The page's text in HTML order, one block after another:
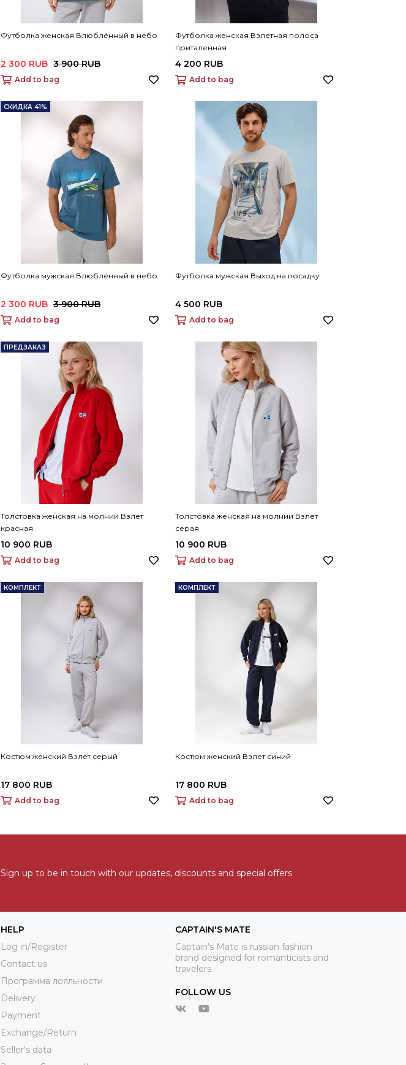
Футболка женская Влюблённый в небо
2 300 RUB 3 900 RUB
Add to bag
Футболка женская Взлетная полоса
приталенная
4 200 RUB
Add to bag
СКИДКА 41%
Футболка мужская Влюблённый в небо
2 300 RUB 3 900 RUB
Add to bag
Футболка мужская Выход на посадку
4 500 RUB
Add to bag
ПРЕДЗАКАЗ
Толстовка женская на молнии Взлет
красная
10 900 RUB
Add to bag
Толстовка женская на молнии Взлет
серая
10 900 RUB
Add to bag
КОМПЛЕКТ
Костюм женский Взлет серый
17 800 RUB
Add to bag
КОМПЛЕКТ
Костюм женский Взлет синий
17 800 RUB
Add to bag
Sign up to be in touch with our updates, discounts and special offers
HELP
Log in/Register
Contact us
Программа лояльности
Delivery
Payment
Exchange/Return
Seller's data
CAPTAIN'S MATE
Captain's Mate is russian fashion
brand designed for romanticists and
travelers.
FOLLOW US